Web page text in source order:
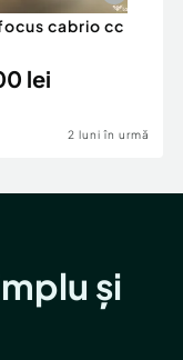
cabrio cc
lei
2 luni în urmă
și